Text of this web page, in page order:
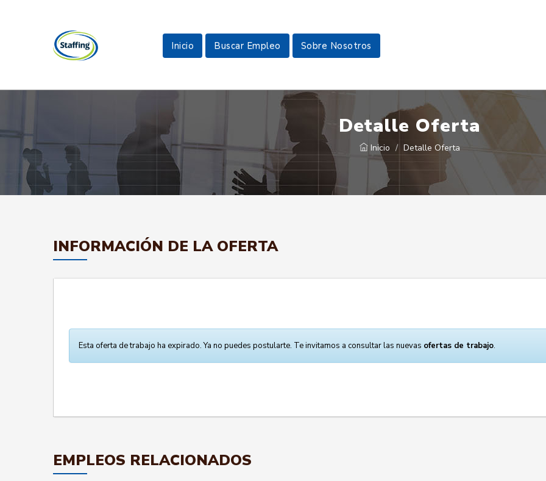
Inicio Buscar Empleo Sobre Nosotros
Detalle Oferta
Inicio Detalle Oferta
INFORMACIÓN DE LA OFERTA
Esta oferta de trabajo ha expirado. Ya no puedes postularte. Te invitamos a consultar las nuevas ofertas de trabajo.
EMPLEOS RELACIONADOS